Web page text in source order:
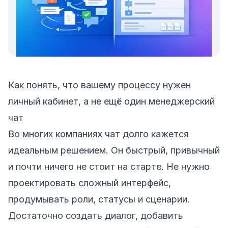
Как понять, что вашему процессу нужен
личный кабинет, а не ещё один менеджерский
чат
Во многих компаниях чат долго кажется
идеальным решением. Он быстрый, привычный
и почти ничего не стоит на старте. Не нужно
проектировать сложный интерфейс,
продумывать роли, статусы и сценарии.
Достаточно создать диалог, добавить